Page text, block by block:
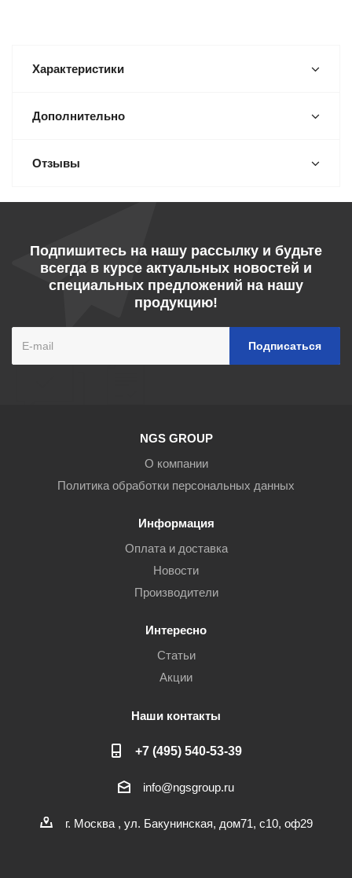
Характеристики
Дополнительно
Отзывы
Подпишитесь на нашу рассылку и будьте
всегда в курсе актуальных новостей и
специальных предложений на нашу
продукцию!
NGS GROUP
О компании
Политика обработки персональных данных
Информация
Оплата и доставка
Новости
Производители
Интересно
Статьи
Акции
Наши контакты
+7 (495) 540-53-39
info@ngsgroup.ru
г. Москва , ул. Бакунинская, дом71, с10, оф29